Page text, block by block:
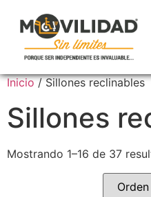
Inicio/ Sillones reclinables
Sillones
Mostrando 1–16 de 37